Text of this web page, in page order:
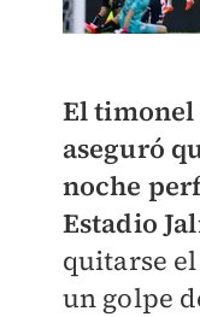
El timonel
aseguró
noche
Estadio
quitarse
un golpe